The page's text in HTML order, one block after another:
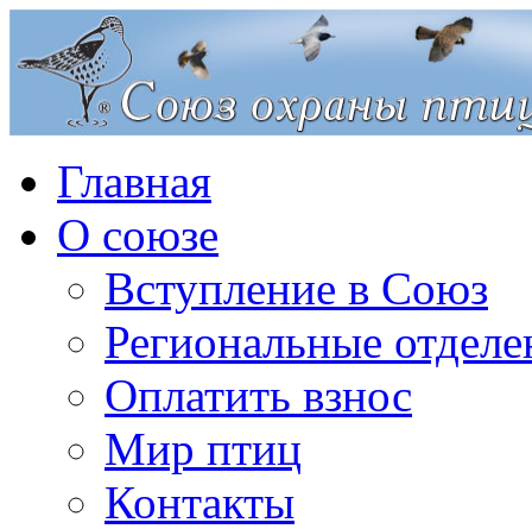
Главная
О союзе
Вступление в Союз
Региональные
Оплатить взнос
Мир птиц
Контакты